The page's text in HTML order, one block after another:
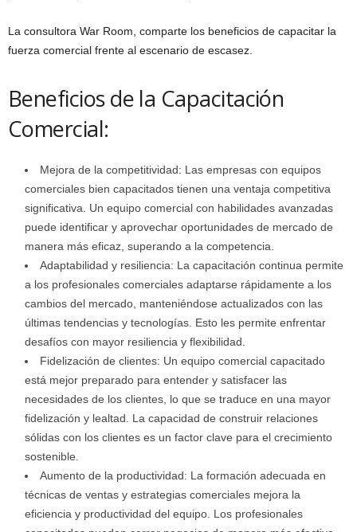
La consultora War Room, comparte los beneficios de capacitar la
fuerza comercial frente al escenario de escasez.
Beneficios de la Capacitación
Comercial:
Mejora de la competitividad: Las empresas con equipos
comerciales bien capacitados tienen una ventaja competitiva
significativa. Un equipo comercial con habilidades avanzadas
puede identificar y aprovechar oportunidades de mercado de
manera más eficaz, superando a la competencia.
Adaptabilidad y resiliencia: La capacitación continua permite
a los profesionales comerciales adaptarse rápidamente a los
cambios del mercado, manteniéndose actualizados con las
últimas tendencias y tecnologías. Esto les permite enfrentar
desafíos con mayor resiliencia y flexibilidad.
Fidelización de clientes: Un equipo comercial capacitado
está mejor preparado para entender y satisfacer las
necesidades de los clientes, lo que se traduce en una mayor
fidelización y lealtad. La capacidad de construir relaciones
sólidas con los clientes es un factor clave para el crecimiento
sostenible.
Aumento de la productividad: La formación adecuada en
técnicas de ventas y estrategias comerciales mejora la
eficiencia y productividad del equipo. Los profesionales